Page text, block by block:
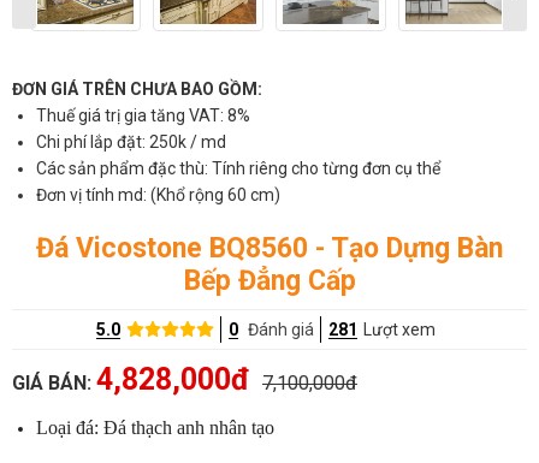
ĐƠN GIÁ TRÊN CHƯA BAO GỒM:
Thuế giá trị gia tăng VAT: 8%
Chi phí lắp đặt: 250k / md
Các sản phẩm đặc thù: Tính riêng cho từng đơn cụ thể
Đơn vị tính md: (Khổ rộng 60 cm)
Đá Vicostone BQ8560 - Tạo Dựng Bàn
Bếp Đẳng Cấp
5.0 0 Đánh giá 281 Lượt xem
GIÁ BÁN: 4,828,000đ 7,100,000đ
Loại đá: Đá thạch anh nhân tạo